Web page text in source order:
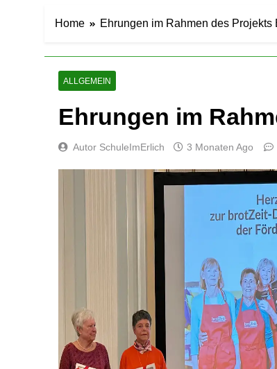
Home Ehrungen im Rahmen des Projekts
ALLGEMEIN
Ehrungen im
Autor SchuleImErlich 3 Monaten Ago